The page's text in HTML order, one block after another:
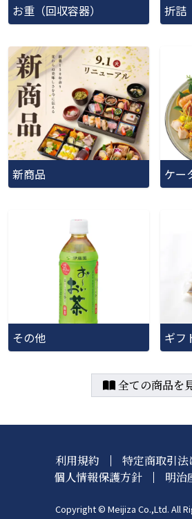
お重（回収容器） 折詰
新商品 ケー
その他 ギフ
全ての商品を
利用規約
特定商取引
個人情報保護方針
明治
Copyright © Meijiza Co.,Ltd. All